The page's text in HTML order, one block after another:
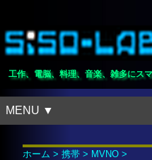
工作、電脳、料理、音楽、雑多にス
MENU ▼
ホーム >携帯 > MVNO >